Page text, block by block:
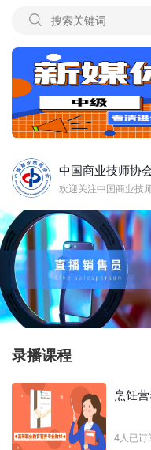
中国商业技师协
欢迎关注中国商业技
录播课程
烹饪
4人已订